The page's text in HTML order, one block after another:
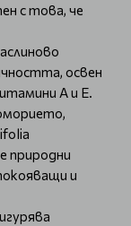
с това, че
освен
А и Е.
природни
и